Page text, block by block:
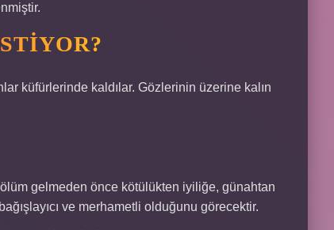
küfürlerinde kaldılar. Gözlerinin üzerine kalın
ölüm gelmeden önce kötülükten iyiliğe, günahtan
ve merhametli olduğunu görecektir.